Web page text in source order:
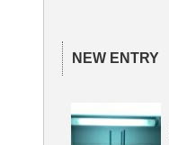
NEW ENTRY